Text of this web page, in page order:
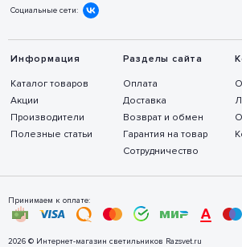
Социальные сети:
Информация
Каталог товаров
Акции
Производители
Полезные статьи
Разделы сайта
Оплата
Доставка
Возврат и обмен
Гарантия на товар
Сотрудничество
Принимаем к оплате:
2026 © Интернет-магазин светильников Razsvet.ru